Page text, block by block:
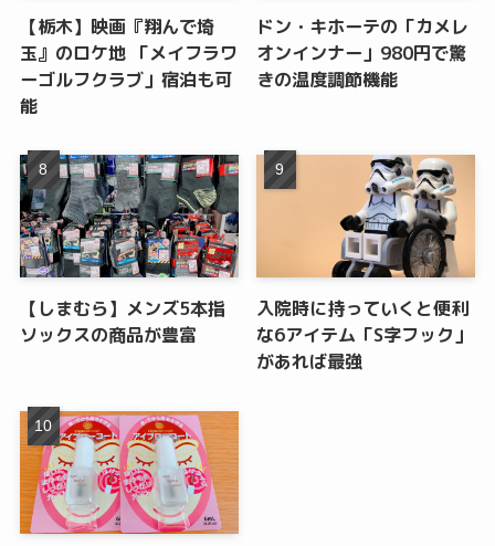
【栃木】映画『翔んで埼
玉』のロケ地 「メイフラワ
ーゴルフクラブ」宿泊も可
能
ドン・キホーテの「カメレ
オンインナー」980円で驚
きの温度調節機能
【しまむら】メンズ5本指
ソックスの商品が豊富
入院時に持っていくと便利
な6アイテム「S字フック」
があれば最強